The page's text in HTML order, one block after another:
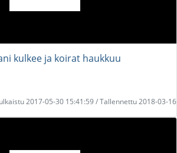
kulkee ja koirat haukkuu
2017-05-30 15:41:59 / Tallennettu 2018-03-16